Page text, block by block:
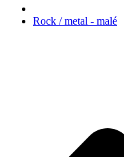
Rock / metal - malé